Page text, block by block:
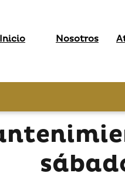
Inicio Nosotros